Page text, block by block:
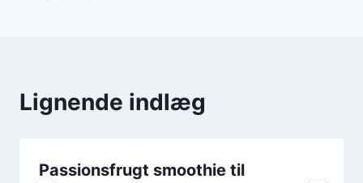
Lignende indlæg
Passionsfrugt smoothie til